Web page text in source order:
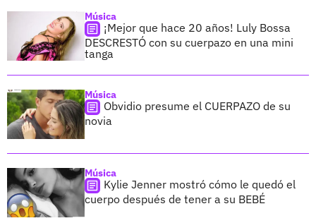
Música
¡Mejor que hace 20 años! Luly Bossa
DESCRESTÓ con su cuerpazo en una mini
tanga
Música
Obvidio presume el CUERPAZO de su
novia
Música
Kylie Jenner mostró cómo le quedó el
cuerpo después de tener a su BEBÉ